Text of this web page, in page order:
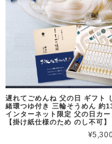
遅れてごめんね 父の日 ギフト
緒環つゆ付き 三輪そうめん 約
インターネット限定 父の日カー
【掛け紙仕様のため のし不可】